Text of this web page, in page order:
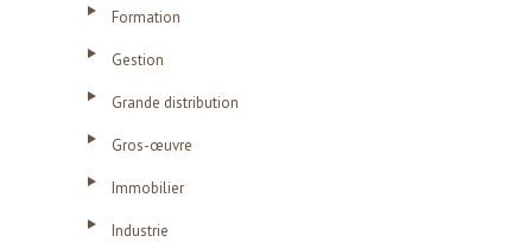
Formation
Gestion
Grande distribution
Gros-œuvre
Immobilier
Industrie